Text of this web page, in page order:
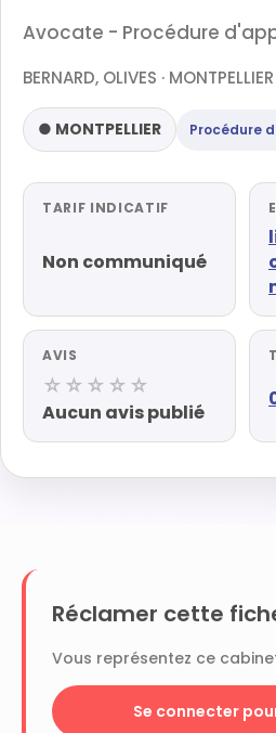
Avocate - Procédure
BERNARD, OLIVES · MONTPELLIER
● MONTPELLIER Procédure
TARIF INDICATIF
Non communiqué
AVIS
☆☆☆☆☆
Aucun avis publié
Réclamer cette
Vous représentez ce
Se connecter